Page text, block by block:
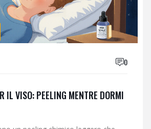
0
IL VISO: PEELING MENTRE DORMI